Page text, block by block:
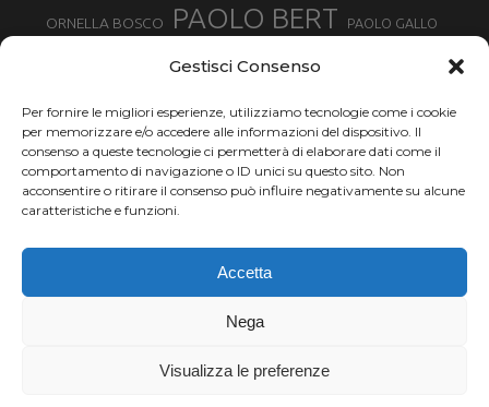
Gestisci Consenso
Per fornire le migliori esperienze, utilizziamo tecnologie come i cookie
per memorizzare e/o accedere alle informazioni del dispositivo. Il
consenso a queste tecnologie ci permetterà di elaborare dati come il
comportamento di navigazione o ID unici su questo sito. Non
acconsentire o ritirare il consenso può influire negativamente su alcune
caratteristiche e funzioni.
Accetta
Nega
Visualizza le preferenze
ORNELLA BOSCO PAOLO BERT PAOLO GALLO
SILVIA SERAFINI SONIA GLAREY TAVAGNASCO TOR DES GEANTS
TOUR MONVISO TRAIL TRAIL MONTE CASTO TROFEO KIMA
TURIN MARATHON URBAN ZEMMER VAL DI FASSA RUNNING
VALENTINA BELOTTI
VENICE MARATHON
XAVIER CHEVRIER
YEMAN CRIPPA
Chi siamo | Termini d'uso | Privacy |